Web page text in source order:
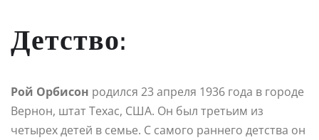
Детство:
Рой Орбисон родился 23 апреля 1936 года в городе
Вернон, штат Техас, США. Он был третьим из
четырех детей в семье. С самого раннего детства он